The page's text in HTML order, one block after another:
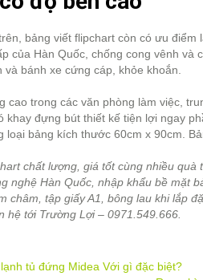
bảng viết flipchart còn có ưu
của Hàn Quốc, chống cong vênh và
bánh xe cứng cáp, khỏe khoắn.
cao trong các văn phòng làm việc,
khay đựng bút thiết kế tiện lợi ngay
bảng kích thước 60cm x 90cm.
chất lượng, giá tốt cùng nhiều
nghệ Hàn Quốc, nhập khẩu bề mặt
châm, tập giấy A1, bông lau khi lắp
hệ tới Trường Lợi – 0971.549.666.
tủ đứng Midea Với gì đặc biệt?